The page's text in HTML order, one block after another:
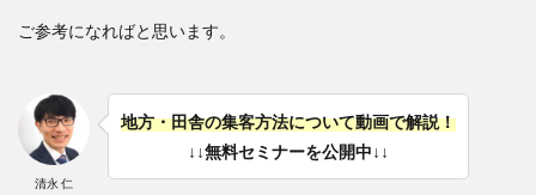
ご参考になればと思います。
清永 仁
地方・田舎の集客方法について動画で解説！
↓↓無料セミナーを公開中↓↓